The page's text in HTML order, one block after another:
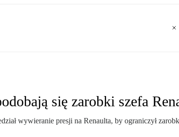
się zarobki szefa
wywieranie presji na Renaulta, by ograniczył